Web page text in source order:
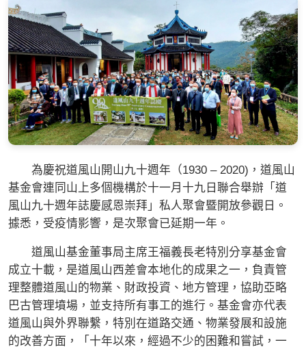
為慶祝道風山開山九十週年（1930 – 2020)，道風山
基金會連同山上多個機構於十一月十九日聯合舉辦「道
風山九十週年誌慶感恩崇拜」私人聚會暨開放參觀日。
據悉，受疫情影響，是次聚會已延期一年。
道風山基金董事局主席王福義長老特別分享基金會
成立十載，是道風山西差會本地化的成果之一，負責管
理整體道風山的物業、財政投資、地方管理，協助亞略
巴古管理墳場，並支持所有事工的進行。基金會亦代表
道風山與外界聯繫，特別在道路交通、物業發展和設施
的改善方面，「十年以來，經過不少的困難和嘗試，一